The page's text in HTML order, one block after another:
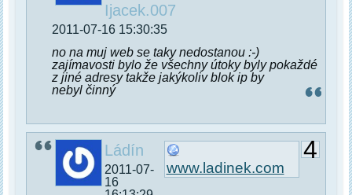
Ijacek.007
2011-07-16 15:30:35
no na muj web se taky nedostanou :-)
zajímavosti bylo že všechny útoky byly pokaždé
z jiné adresy takže jakýkoliv blok ip by
nebyl činný
4
www.ladinek.com
Ládín
2011-07-
16